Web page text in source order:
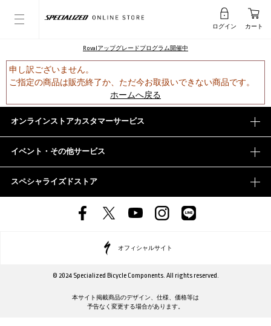
ログイン カート
Rovalアップグレードプログラム開催中
申し訳ございません。
ご指定の商品は販売終了か、ただ今お取扱いできない商品です。
ホームへ戻る
オンラインストアカスタマーサービス
イベント・その他サービス
スペシャライズドストア
オフィシャルサイト
© 2024 Specialized Bicycle Components. All rights reserved.
本サイト掲載商品のデザイン、仕様、価格等は
予告なく変更する場合があります。